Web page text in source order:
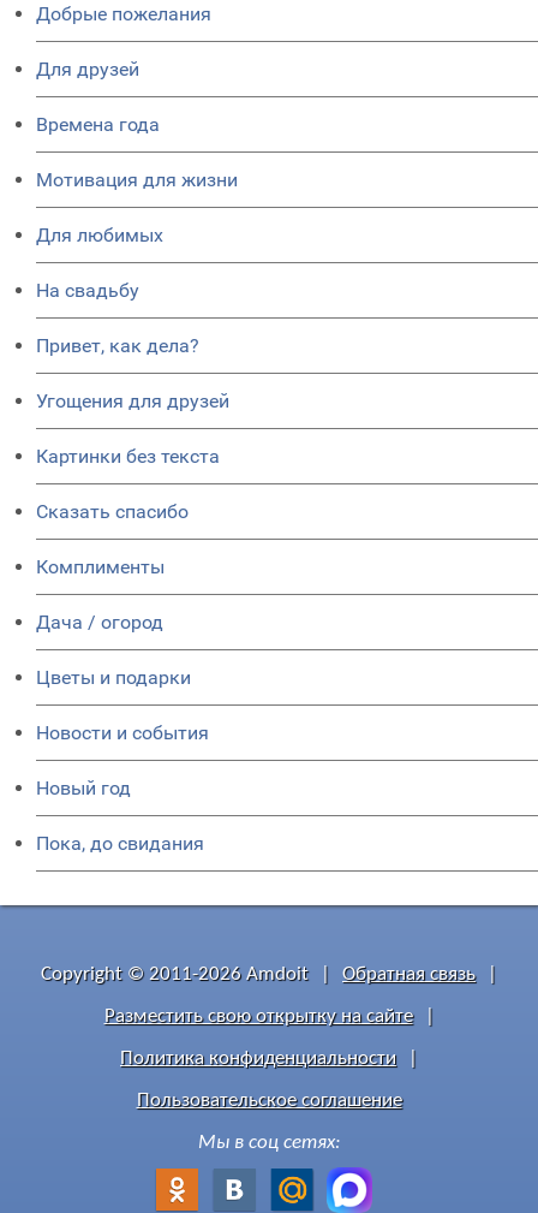
Добрые пожелания
Для друзей
Времена года
Мотивация для жизни
Для любимых
На свадьбу
Привет, как дела?
Угощения для друзей
Картинки без текста
Сказать спасибо
Комплименты
Дача / огород
Цветы и подарки
Новости и события
Новый год
Пока, до свидания
Copyright © 2011-2026 Amdoit Обратная связь
Разместить свою открытку на сайте
Политика конфиденциальности
Пользовательское соглашение
Мы в соц сетях: